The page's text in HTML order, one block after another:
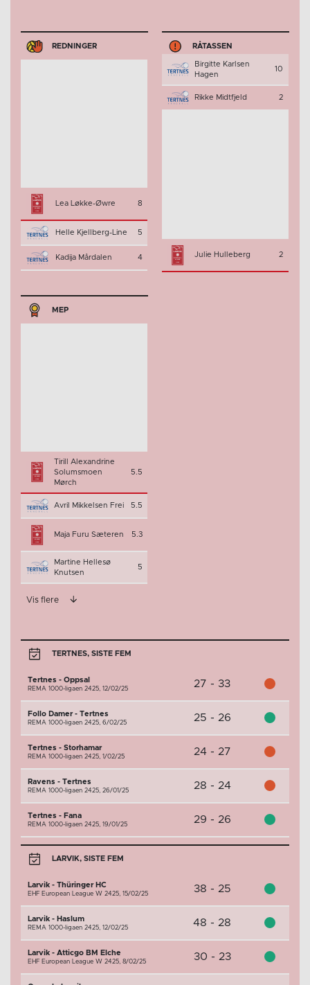
REDNINGER
Lea Løkke-Øwre 8
Helle Kjellberg-Line 5
Kadija Mårdalen 4
RÅTASSEN
Birgitte Karlsen
Hagen
10
Rikke Midtfjeld 2
Julie Hulleberg 2
MEP
Tirill Alexandrine
Solumsmoen
Mørch
5.5
Avril Mikkelsen Frei 5.5
Maja Furu Sæteren 5.3
Martine Hellesø
Knutsen
5
Vis flere
TERTNES, SISTE FEM
Tertnes - Oppsal
REMA 1000-ligaen 2425, 12/02/25 27 - 33
Follo Damer - Tertnes
REMA 1000-ligaen 2425, 6/02/25 25 - 26
Tertnes - Storhamar
REMA 1000-ligaen 2425, 1/02/25 24 - 27
Ravens - Tertnes
REMA 1000-ligaen 2425, 26/01/25 28 - 24
Tertnes - Fana
REMA 1000-ligaen 2425, 19/01/25 29 - 26
LARVIK, SISTE FEM
Larvik - Thüringer HC
EHF European League W 2425, 15/02/25 38 - 25
Larvik - Haslum
REMA 1000-ligaen 2425, 12/02/25 48 - 28
Larvik - Atticgo BM Elche
EHF European League W 2425, 8/02/25 30 - 23